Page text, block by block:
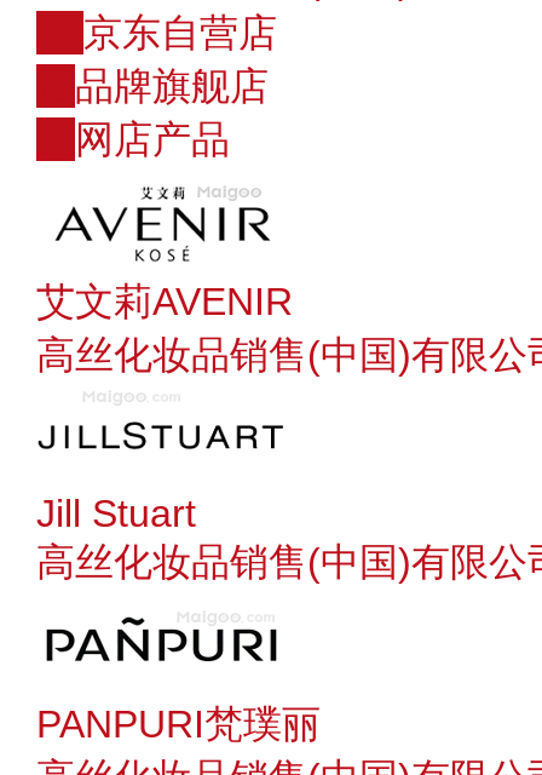
京东自营店
品牌旗舰店
网店产品
艾文莉AVENIR
高丝化妆品销售(中国)有限公
Jill Stuart
高丝化妆品销售(中国)有限公
PANPURI梵璞丽